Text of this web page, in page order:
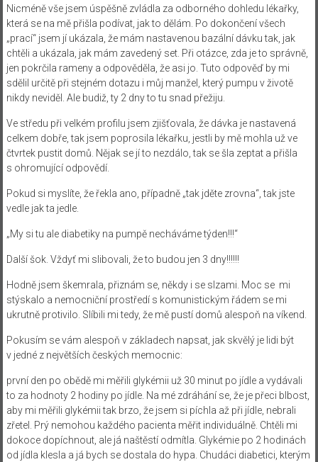
Nicméně vše jsem úspěšně zvládla za odborného dohledu lékařky,
která se na mě přišla podívat, jak to dělám. Po dokončení všech
„prací“ jsem jí ukázala, že mám nastavenou bazální dávku tak, jak
chtěli a ukázala, jak mám zavedený set. Při otázce, zda je to správně,
jen pokrčila rameny a odpověděla, že asi jo. Tuto odpověď by mi
sdělil určitě při stejném dotazu i můj manžel, který pumpu v životě
nikdy neviděl. Ale budiž, ty 2 dny to tu snad přežiju.
Ve středu při velkém profilu jsem zjišťovala, že dávka je nastavená
celkem dobře, tak jsem poprosila lékařku, jestli by mě mohla už ve
čtvrtek pustit domů. Nějak se jí to nezdálo, tak se šla zeptat a přišla
s ohromující odpovědí.
Pokud si myslíte, že řekla ano, případně „tak jděte zrovna“, tak jste
vedle jak ta jedle.
„My si tu ale diabetiky na pumpě necháváme týden!!!“
Další šok. Vždyť mi slibovali, že to budou jen 3 dny!!!!!!
Hodně jsem škemrala, přiznám se, někdy i se slzami. Moc se mi
stýskalo a nemocniční prostředí s komunistickým řádem se mi
ukrutně protivilo. Slíbili mi tedy, že mě pustí domů alespoň na víkend.
Pokusím se vám alespoň v základech napsat, jak skvělý je lidi být
v jedné z největších českých memocnic:
první den po obědě mi měřili glykémii už 30 minut po jídle a vydávali
to za hodnoty 2 hodiny po jídle. Na mé zdráhání se, že je přeci blbost,
aby mi měřili glykémii tak brzo, že jsem si píchla až při jídle, nebrali
zřetel. Prý nemohou každého pacienta měřit individuálně. Chtěli mi
dokoce dopíchnout, ale já naštěstí odmítla. Glykémie po 2 hodinách
od jídla klesla a já bych se dostala do hypa. Chudáci diabetici, kterým